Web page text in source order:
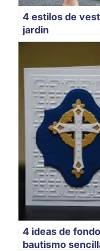
4 estilos de
jardin
4 ideas de
bautismo